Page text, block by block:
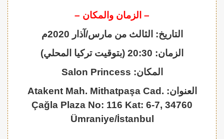
– الزمان والمكان –
التاريخ: الثالث من مارس/آذار 2020م
الزمان: 20:30 (بتوقيت تركيا المحلي)
المكان: Salon Princess
العنوان: Atakent Mah. Mithatpaşa Cad.
Çağla Plaza No: 116 Kat: 6-7, 34760
Ümraniye/İstanbul